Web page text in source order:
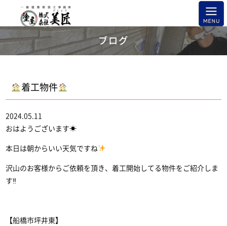
ブログ
着工物件
2024.05.11
おはようございます☀
本日は朝からいい天気ですね
沢山のお客様からご依頼を頂き、着工開始してる物件をご紹介しま
す‼
【船橋市坪井東】